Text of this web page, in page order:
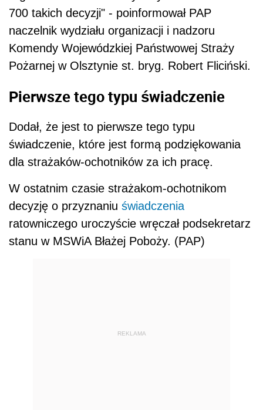
700 takich decyzji" - poinformował PAP
naczelnik wydziału organizacji i nadzoru
Komendy Wojewódzkiej Państwowej Straży
Pożarnej w Olsztynie st. bryg. Robert Fliciński.
Pierwsze tego typu świadczenie
Dodał, że jest to pierwsze tego typu
świadczenie, które jest formą podziękowania
dla strażaków-ochotników za ich pracę.
W ostatnim czasie strażakom-ochotnikom
decyzję o przyznaniu świadczenia
ratowniczego uroczyście wręczał podsekretarz
stanu w MSWiA Błażej Poboży. (PAP)
REKLAMA